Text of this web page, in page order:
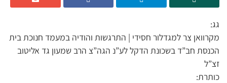
גג:
מקרוואן צר למגדלור חסידי | התרגשות והודיה במעמד חנוכת בית
הכנסת חב”ד בשכונת הדקל לע”נ הגה”צ הרב שמעון גד אליטוב
זצ”ל
כותרת: